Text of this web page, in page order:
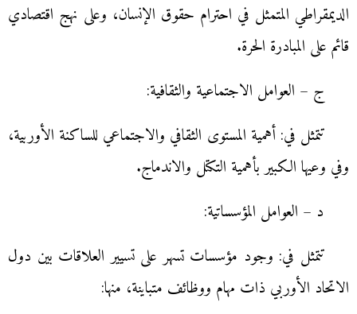
الديمقراطي المتمثل في احترام حقوق الإنسان، وعلى نهج اقتصادي
قائم على المبادرة الحرة.
ج – العوامل الاجتماعية والثقافية:
تتمثل في: أهمية المستوى الثقافي والاجتماعي للساكنة الأوربية،
وفي وعيها الكبير بأهمية التكتل والاندماج.
د – العوامل المؤسساتية:
تتمثل في: وجود مؤسسات تسهر على تسيير العلاقات بين دول
الاتحاد الأوربي ذات مهام ووظائف متباينة، منها: